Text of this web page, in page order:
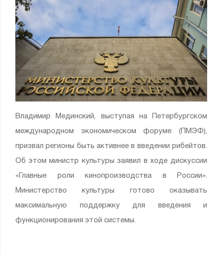
Владимир Мединский, выступая на Петербургском
международном экономическом форуме (ПМЭФ),
призвал регионы быть активнее в введении рибейтов.
Об этом министр культуры заявил в ходе дискуссии
«Главные роли кинопроизводства в России».
Министерство культуры готово оказывать
максимальную поддержку для введения и
функционирования этой системы.